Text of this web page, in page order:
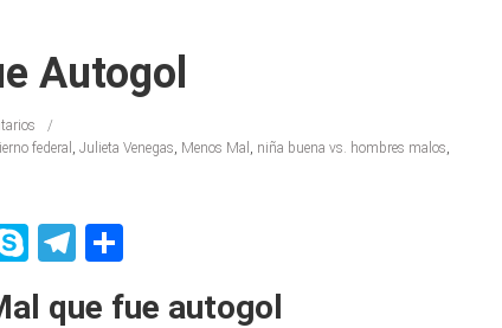
Autogol
federal , Julieta Venegas, Menos Mal , niña buena vs. hombres malos,
SkypeTelegram
que fue autogol